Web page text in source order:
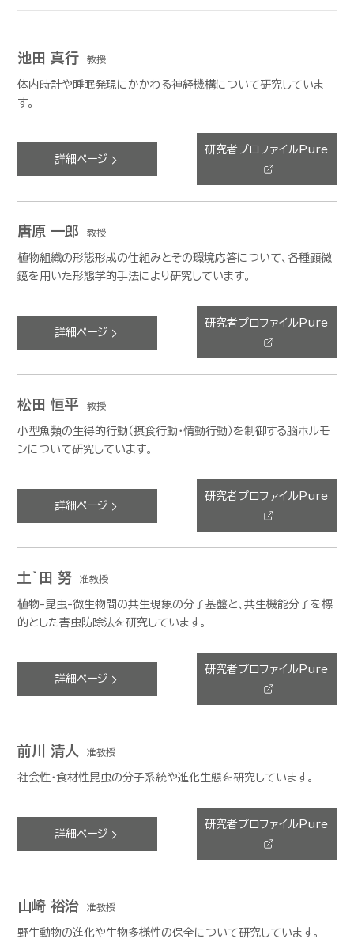
池田 真行 教授
体内時計や睡眠発現にかかわる神経機構について研究していま
す。
詳細ページ
研究者プロファイルPure
唐原 一郎 教授
植物組織の形態形成の仕組みとその環境応答について、各種顕微
鏡を用いた形態学的手法により研究しています。
詳細ページ
研究者プロファイルPure
松田 恒平 教授
小型魚類の生得的行動（摂食行動・情動行動）を制御する脳ホルモ
ンについて研究しています。
詳細ページ
研究者プロファイルPure
土`田 努 准教授
植物-昆虫-微生物間の共生現象の分子基盤と、共生機能分子を標
的とした害虫防除法を研究しています。
詳細ページ
研究者プロファイルPure
前川 清人 准教授
社会性・食材性昆虫の分子系統や進化生態を研究しています。
詳細ページ
研究者プロファイルPure
山崎 裕治 准教授
野生動物の進化や生物多様性の保全について研究しています。